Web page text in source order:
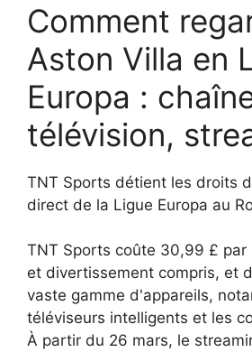
Comment
Aston Villa en
Europa :
télévision,
TNT Sports détient les droits
direct de la Ligue Europa au
TNT Sports coûte 30,99 £ par
et divertissement compris, et
vaste gamme d'appareils,
téléviseurs intelligents et les
À partir du 26 mars, le